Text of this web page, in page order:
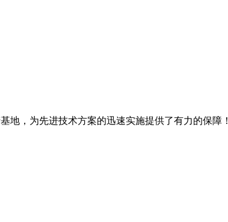
地，为先进技术方案的迅速实施提供了有力的保障！